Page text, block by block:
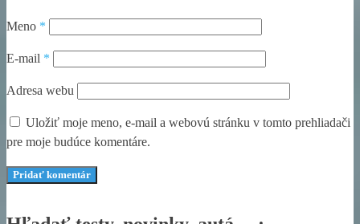
Meno *
E-mail *
Adresa webu
Uložiť moje meno, e-mail a webovú stránku v tomto prehliadači
pre moje budúce komentáre.